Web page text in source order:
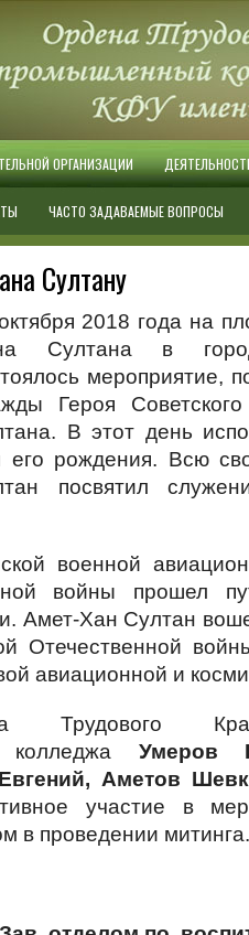
ОРГАНИЗАЦИИ
ЧАСТО ЗАДАВАЕМЫЕ ВОПРОСЫ
Султану
2018 года на
Султана в
мероприятие,
Героя
В этот день
его рождения. Всю
посвятил
военной
войны прошел
Амет-Хан Султан
Отечественной
авиационной и
Трудового
колледжа Умеров
Аметов
участие в
в проведении митинга.